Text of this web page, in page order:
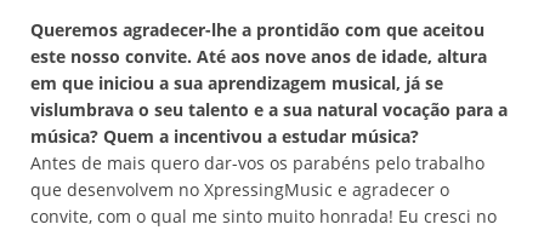
Queremos agradecer-lhe a prontidão com que aceitou
este nosso convite. Até aos nove anos de idade, altura
em que iniciou a sua aprendizagem musical, já se
vislumbrava o seu talento e a sua natural vocação para a
música? Quem a incentivou a estudar música?
Antes de mais quero dar-vos os parabéns pelo trabalho
que desenvolvem no XpressingMusic e agradecer o
convite, com o qual me sinto muito honrada! Eu cresci no